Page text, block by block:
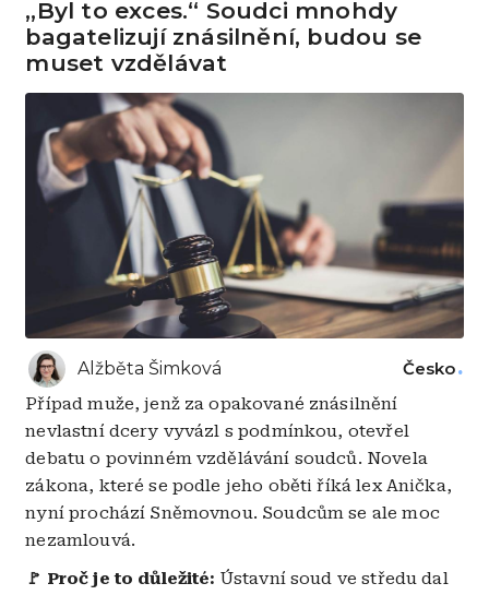
„Byl to exces.“ Soudci mnohdy
bagatelizují znásilnění, budou se
muset vzdělávat
Alžběta Šimková Česko
Případ muže, jenž za opakované znásilnění
nevlastní dcery vyvázl s podmínkou, otevřel
debatu o povinném vzdělávání soudců. Novela
zákona, které se podle jeho oběti říká lex Anička,
nyní prochází Sněmovnou. Soudcům se ale moc
nezamlouvá.
🚩 Proč je to důležité: Ústavní soud ve středu dal